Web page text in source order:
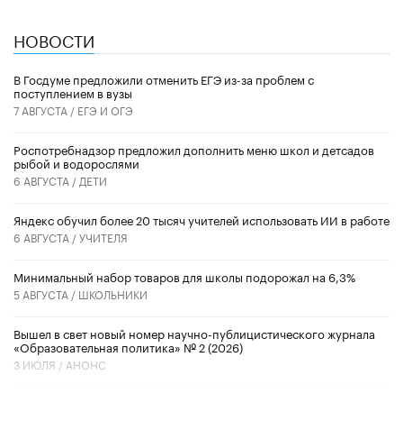
НОВОСТИ
В Госдуме предложили отменить ЕГЭ из-за проблем с
поступлением в вузы
7 АВГУСТА / ЕГЭ И ОГЭ
Роспотребнадзор предложил дополнить меню школ и детсадов
рыбой и водорослями
6 АВГУСТА / ДЕТИ
​Яндекс обучил более 20 тысяч учителей использовать ИИ в работе
6 АВГУСТА /УЧИТЕЛЯ
Минимальный набор товаров для школы подорожал на 6,3%
5 АВГУСТА / ШКОЛЬНИКИ
Вышел в свет новый номер научно-публицистического журнала
«Образовательная политика» № 2 (2026)
3 ИЮЛЯ / АНОНС